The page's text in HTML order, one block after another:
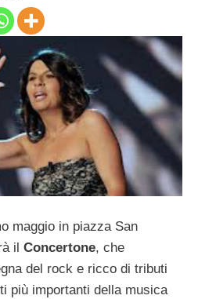
maggio in piazza San
il Concertone, che
del rock e ricco di tributi
più importanti della musica